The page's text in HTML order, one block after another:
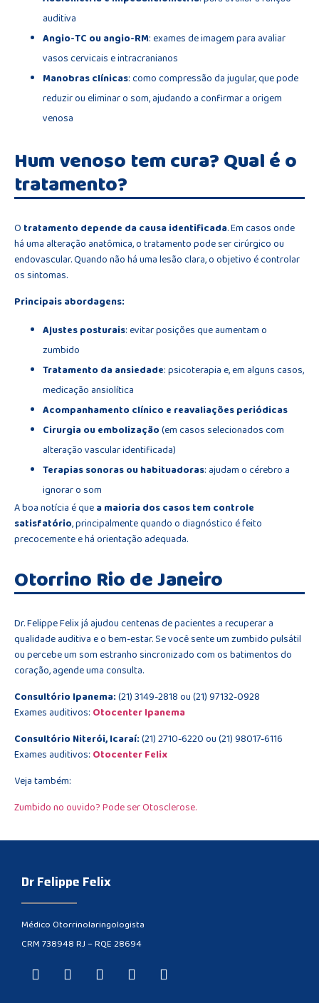
auditiva
Angio-TC ou angio-RM: exames de imagem para avaliar
vasos cervicais e intracranianos
Manobras clínicas: como compressão da jugular, que pode
reduzir ou eliminar o som, ajudando a confirmar a origem
venosa
Hum venoso tem cura? Qual é o
tratamento?
O tratamento depende da causa identificada. Em casos onde
há uma alteração anatômica, o tratamento pode ser cirúrgico ou
endovascular. Quando não há uma lesão clara, o objetivo é controlar
os sintomas.
Principais abordagens:
Ajustes posturais: evitar posições que aumentam o
zumbido
Tratamento da ansiedade: psicoterapia e, em alguns casos,
medicação ansiolítica
Acompanhamento clínico e reavaliações periódicas
Cirurgia ou embolização(em casos selecionados com
alteração vascular identificada)
Terapias sonoras ou habituadoras: ajudam o cérebro a
ignorar o som
A boa notícia é quea maioria dos casos tem controle
satisfatório, principalmente quando o diagnóstico é feito
precocemente e há orientação adequada.
Otorrino Rio de Janeiro
Dr. Felippe Felix já ajudou centenas de pacientes a recuperar a
qualidade auditiva e o bem-estar. Se você sente um zumbido pulsátil
ou percebe um som estranho sincronizado com os batimentos do
coração, agende uma consulta.
Consultório Ipanema:(21) 3149-2818 ou (21) 97132-0928
Exames auditivos: Otocenter Ipanema
Consultório Niterói, Icaraí:(21) 2710-6220 ou (21) 98017-6116
Exames auditivos: Otocenter Felix
Veja também:
Zumbido no ouvido? Pode ser Otosclerose.
Dr Felippe Felix
Médico Otorrinolaringologista
CRM 738948 RJ – RQE 28694